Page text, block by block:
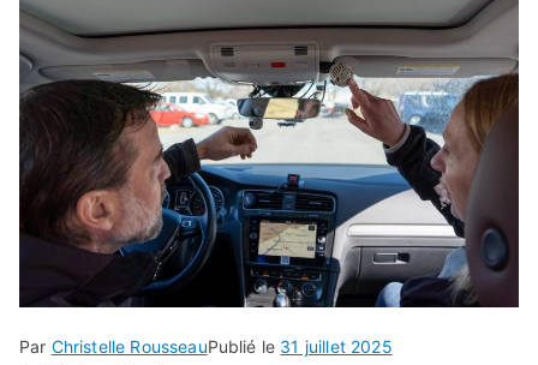
Par Christelle RousseauPublié le 31 juillet 2025